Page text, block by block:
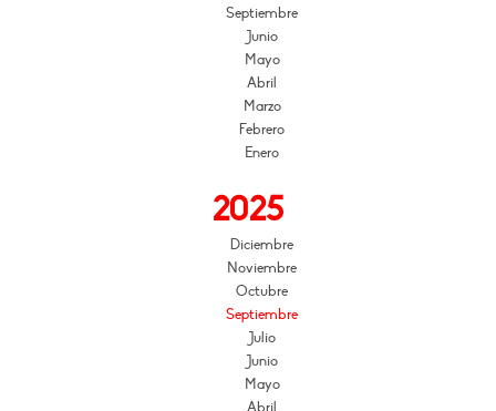
Septiembre
Junio
Mayo
Abril
Marzo
Febrero
Enero
2025
Diciembre
Noviembre
Octubre
Septiembre
Julio
Junio
Mayo